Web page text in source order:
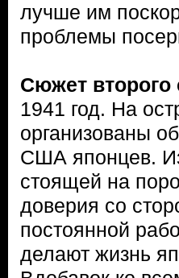
лучше им
проблемы
Сюжет второго
1941 год. На
организованы
США японцев.
стоящей на
доверия со
постоянной
делают жизнь